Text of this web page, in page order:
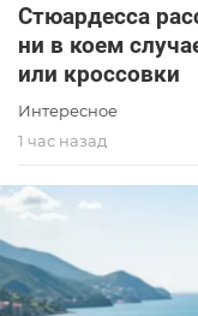
Стюардесса
ни в коем
или кроссовки
Интересное
1 час назад